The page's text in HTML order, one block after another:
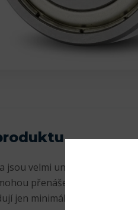
jsou velmi univerzální. Jsou
přenášet radiální i
jen minimální údržbu.